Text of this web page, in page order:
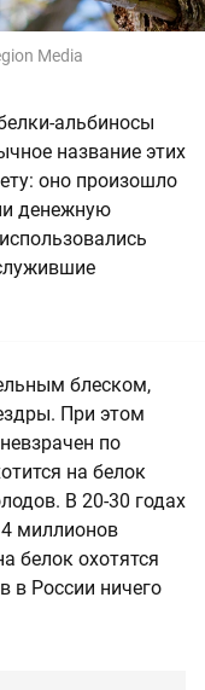
Media
альбиносы
название этих
оно произошло
денежную
блеском,
При этом
по
на белок
В 20-30 годах
миллионов
белок охотятся
в России ничего